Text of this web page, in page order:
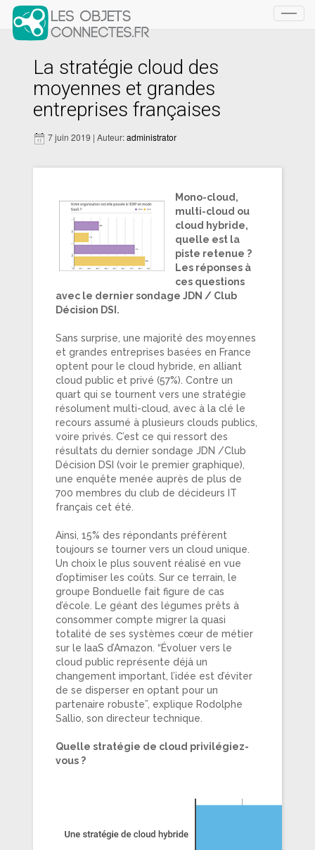
La stratégie cloud des
moyennes et grandes
entreprises françaises
7 juin 2019 | Auteur:administrator
Mono-cloud,
multi-cloud ou
cloud hybride,
quelle est la
piste retenue ?
Les réponses à
ces questions
avec le dernier sondage JDN / Club
Décision DSI.
Sans surprise, une majorité des moyennes
et grandes entreprises basées en France
optent pour le cloud hybride, en alliant
cloud public et privé (57%). Contre un
quart qui se tournent vers une stratégie
résolument multi-cloud, avec à la clé le
recours assumé à plusieurs clouds publics,
voire privés. C’est ce qui ressort des
résultats du dernier sondage JDN /Club
Décision DSI (voir le premier graphique),
une enquête menée auprès de plus de
700 membres du club de décideurs IT
français cet été.
Ainsi, 15% des répondants préfèrent
toujours se tourner vers un cloud unique.
Un choix le plus souvent réalisé en vue
d’optimiser les coûts. Sur ce terrain, le
groupe Bonduelle fait figure de cas
d’école. Le géant des légumes prêts à
consommer compte migrer la quasi
totalité de ses systèmes cœur de métier
sur le IaaS d’Amazon. “Évoluer vers le
cloud public représente déjà un
changement important, l’idée est d’éviter
de se disperser en optant pour un
partenaire robuste”, explique Rodolphe
Sallio, son directeur technique.
Quelle stratégie de cloud privilégiez-
vous ?